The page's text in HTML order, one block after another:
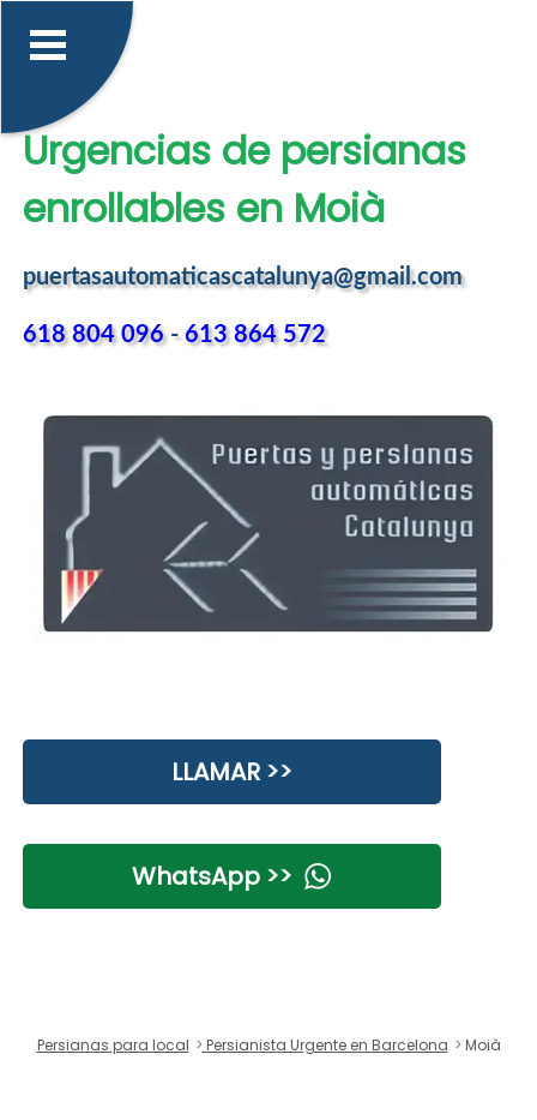
Urgencias de persianas
enrollables en Moià
puertasautomaticascatalunya@gmail.com
618 804 096 -613 864 572
LLAMAR >>
WhatsApp >>
Persianas para local Persianista Urgente en Barcelona Moià